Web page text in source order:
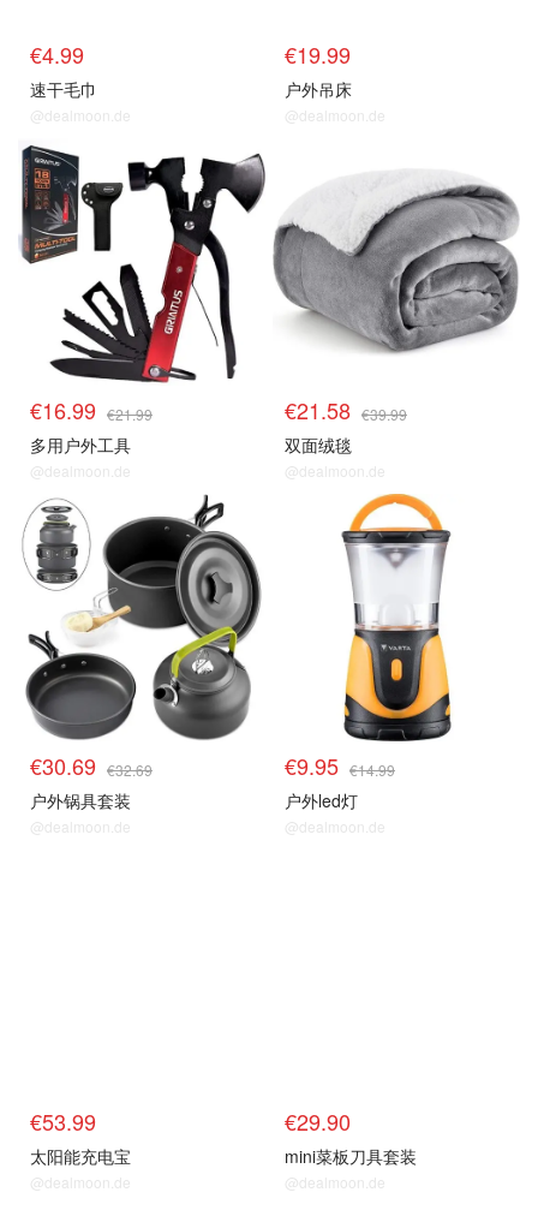
€4.99
速干毛巾
@dealmoon.de
€19.99
户外吊床
@dealmoon.de
€16.99 €21.99
多用户外工具
@dealmoon.de
€21.58 €39.99
双面绒毯
@dealmoon.de
€30.69 €32.69
户外锅具套装
@dealmoon.de
€9.95 €14.99
户外led灯
@dealmoon.de
€53.99
太阳能充电宝
@dealmoon.de
€29.90
mini菜板刀具套装
@dealmoon.de